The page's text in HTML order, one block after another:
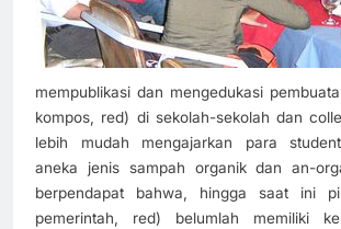
mempublikasi dan mengedukasi
kompos, red) di sekolah-sekolah dan
lebih mudah mengajarkan para
aneka jenis sampah organik dan an-
berpendapat bahwa, hingga saat ini
pemerintah, red) belumlah memiliki